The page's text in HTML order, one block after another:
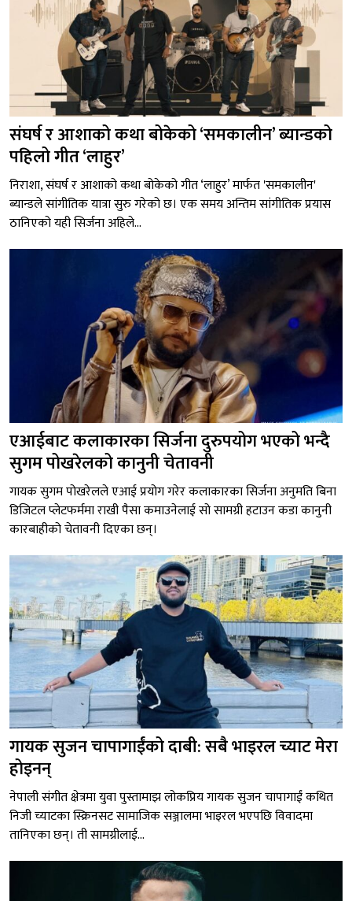
संघर्ष र आशाको कथा बोकेको ‘समकालीन’ ब्यान्डको
पहिलो गीत ‘लाहुर’
निराशा, संघर्ष र आशाको कथा बोकेको गीत ‘लाहुर’ मार्फत 'समकालीन'
ब्यान्डले सांगीतिक यात्रा सुरु गरेको छ। एक समय अन्तिम सांगीतिक प्रयास
ठानिएको यही सिर्जना अहिले...
एआईबाट कलाकारका सिर्जना दुरुपयोग भएको भन्दै
सुगम पोखरेलको कानुनी चेतावनी
गायक सुगम पोखरेलले एआई प्रयोग गरेर कलाकारका सिर्जना अनुमति बिना
डिजिटल प्लेटफर्ममा राखी पैसा कमाउनेलाई सो सामग्री हटाउन कडा कानुनी
कारबाहीको चेतावनी दिएका छन्।
गायक सुजन चापागाईंको दाबी: सबै भाइरल च्याट मेरा
होइनन्
नेपाली संगीत क्षेत्रमा युवा पुस्तामाझ लोकप्रिय गायक सुजन चापागाईं कथित
निजी च्याटका स्क्रिनसट सामाजिक सञ्जालमा भाइरल भएपछि विवादमा
तानिएका छन्। ती सामग्रीलाई...